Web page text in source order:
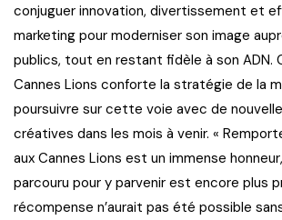
conjuguer innovation, divertissement et
marketing pour moderniser son image
publics, tout en restant fidèle à son ADN.
Cannes Lions conforte la stratégie de la
poursuivre sur cette voie avec de
créatives dans les mois à venir. «
aux Cannes Lions est un immense
parcouru pour y parvenir est encore plus
récompense n’aurait pas été possible